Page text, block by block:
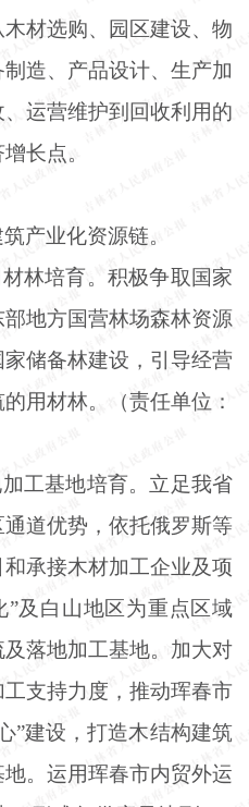
材选购、园区建设、物
造、产品设计、生产加
运营维护到回收利用的
长点。
产业化资源链。
林培育。积极争取国家
地方国营林场森林资源
储备林建设，引导经营
用材林。（责任单位：
工基地培育。立足我省
道优势，依托俄罗斯等
承接木材加工企业及项
”及白山地区为重点区域
落地加工基地。加大对
支持力度，推动珲春市
”建设，打造木结构建筑
。运用珲春市内贸外运